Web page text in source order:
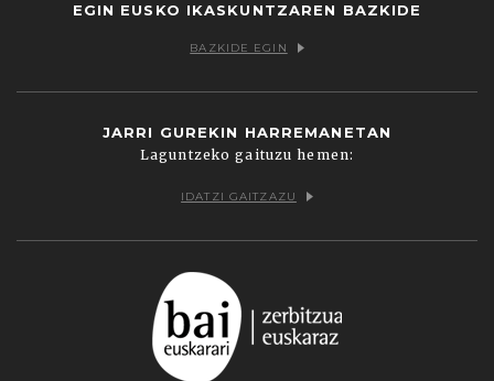
EGIN EUSKO IKASKUNTZAREN BAZKIDE
BAZKIDE EGIN
JARRI GUREKIN HARREMANETAN
Laguntzeko gaituzu hemen:
IDATZI GAITZAZU